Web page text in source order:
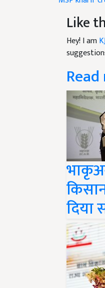
Like
Hey! I am
दिया